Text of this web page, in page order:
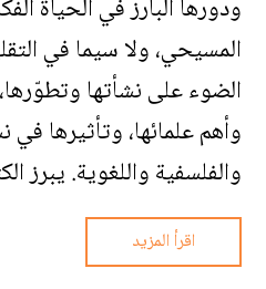
ودورها البارز في الحياة
المسيحي، ولا سيما في
الضوء على نشأتها
وأهم علمائها، وتأثيرها في
والفلسفية واللغوية. يبرز
اقرأ المزيد